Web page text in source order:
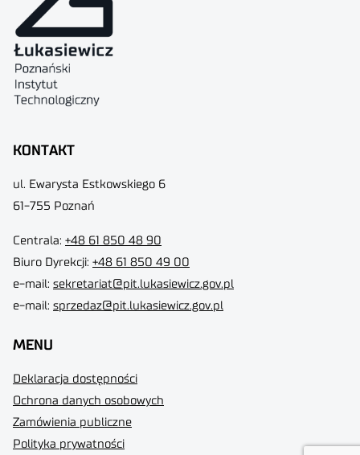
KONTAKT
ul. Ewarysta Estkowskiego 6
61-755 Poznań
Centrala: +48 61 850 48 90
Biuro Dyrekcji: +48 61 850 49 00
e-mail: sekretariat@pit.lukasiewicz.gov.pl
e-mail: sprzedaz@pit.lukasiewicz.gov.pl
MENU
Deklaracja dostępności
Ochrona danych osobowych
Zamówienia publiczne
Polityka prywatności